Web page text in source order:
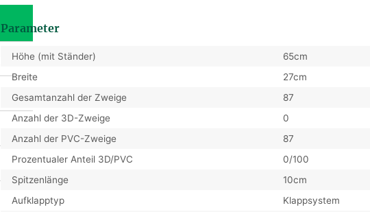
Parameter
Höhe (mit Ständer)
65cm
Breite
27cm
Gesamtanzahl der Zweige
87
Anzahl der 3D-Zweige
0
Anzahl der PVC-Zweige
87
Prozentualer Anteil 3D/PVC
0/100
Spitzenlänge
10cm
Aufklapptyp
Klappsystem